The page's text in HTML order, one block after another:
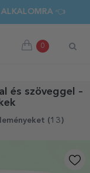
👈 FEDEZD FEL
0
és szöveggel –
(13 )